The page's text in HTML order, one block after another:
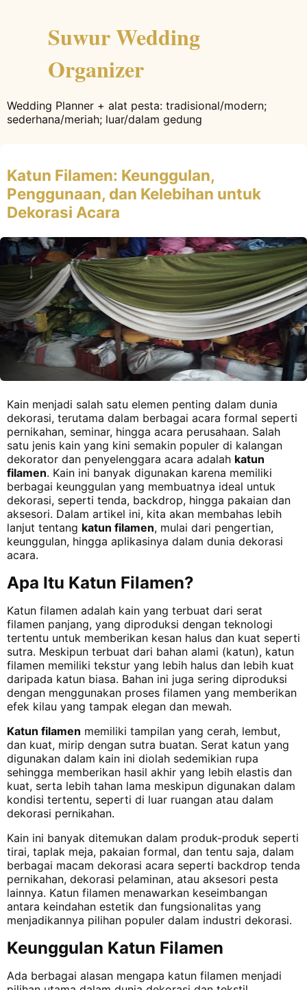
Suwur Wedding
Organizer
Wedding Planner + alat pesta: tradisional/modern;
sederhana/meriah; luar/dalam gedung
Katun Filamen: Keunggulan,
Penggunaan, dan Kelebihan untuk
Dekorasi Acara
Kain menjadi salah satu elemen penting dalam dunia
dekorasi, terutama dalam berbagai acara formal seperti
pernikahan, seminar, hingga acara perusahaan. Salah
satu jenis kain yang kini semakin populer di kalangan
dekorator dan penyelenggara acara adalah katun
filamen. Kain ini banyak digunakan karena memiliki
berbagai keunggulan yang membuatnya ideal untuk
dekorasi, seperti tenda, backdrop, hingga pakaian dan
aksesori. Dalam artikel ini, kita akan membahas lebih
lanjut tentang katun filamen, mulai dari pengertian,
keunggulan, hingga aplikasinya dalam dunia dekorasi
acara.
Apa Itu Katun Filamen?
Katun filamen adalah kain yang terbuat dari serat
filamen panjang, yang diproduksi dengan teknologi
tertentu untuk memberikan kesan halus dan kuat seperti
sutra. Meskipun terbuat dari bahan alami (katun), katun
filamen memiliki tekstur yang lebih halus dan lebih kuat
daripada katun biasa. Bahan ini juga sering diproduksi
dengan menggunakan proses filamen yang memberikan
efek kilau yang tampak elegan dan mewah.
Katun filamen memiliki tampilan yang cerah, lembut,
dan kuat, mirip dengan sutra buatan. Serat katun yang
digunakan dalam kain ini diolah sedemikian rupa
sehingga memberikan hasil akhir yang lebih elastis dan
kuat, serta lebih tahan lama meskipun digunakan dalam
kondisi tertentu, seperti di luar ruangan atau dalam
dekorasi pernikahan.
Kain ini banyak ditemukan dalam produk-produk seperti
tirai, taplak meja, pakaian formal, dan tentu saja, dalam
berbagai macam dekorasi acara seperti backdrop tenda
pernikahan, dekorasi pelaminan, atau aksesori pesta
lainnya. Katun filamen menawarkan keseimbangan
antara keindahan estetik dan fungsionalitas yang
menjadikannya pilihan populer dalam industri dekorasi.
Keunggulan Katun Filamen
Ada berbagai alasan mengapa katun filamen menjadi